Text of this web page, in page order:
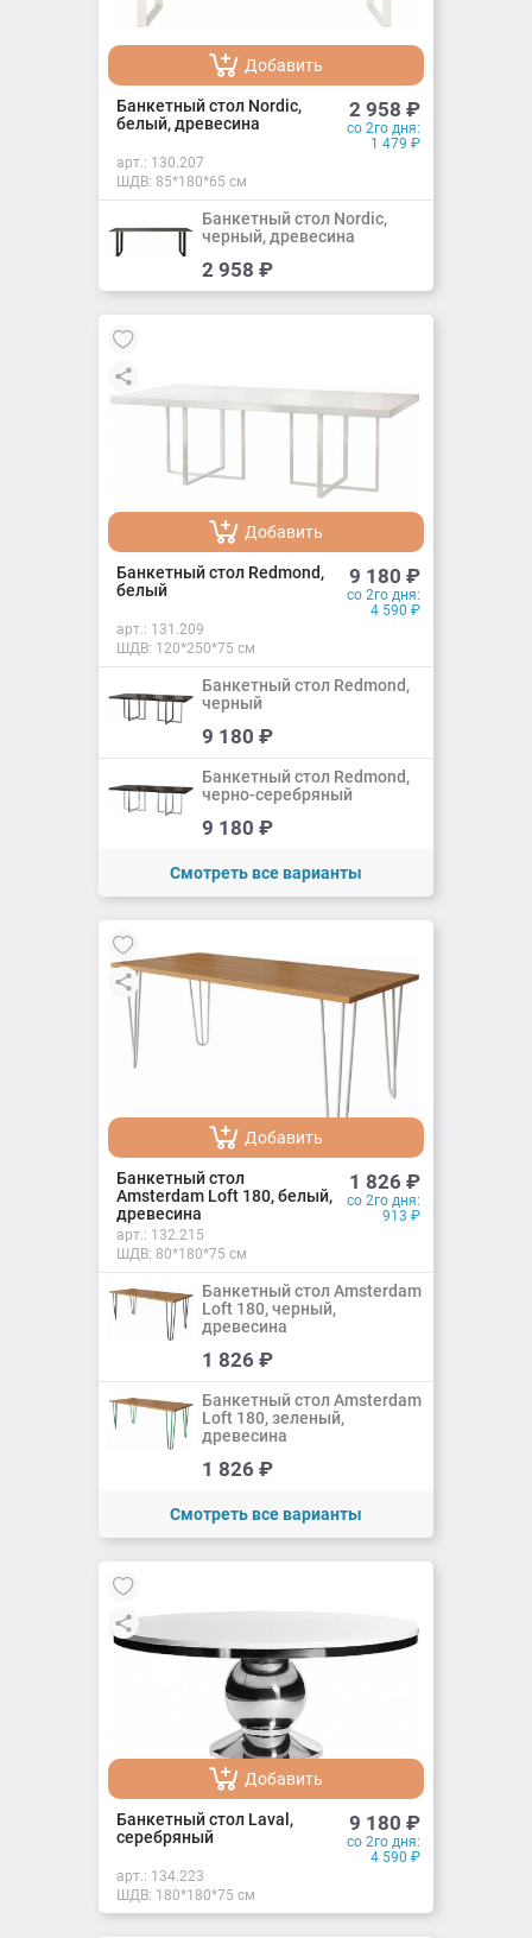
Добавить
Добавлено
Банкетный стол Nordic,
белый, древесина
2 958 ₽
со 2го дня:
1 479 ₽
арт.: 130.207
ШДВ: 85*180*65 см
Добавить
Добавлено
Банкетный стол Nordic,
черный, древесина
2 958 ₽
Добавить
Добавлено
Банкетный стол Redmond,
белый
9 180 ₽
со 2го дня:
4 590 ₽
арт.: 131.209
ШДВ: 120*250*75 см
Добавить
Добавлено
Банкетный стол Redmond,
черный
9 180 ₽
Добавить
Банкетный стол Redmond,
черно-серебряный
9 180 ₽
Смотреть все варианты
Добавить
Добавлено
Банкетный стол
Amsterdam Loft 180, белый,
древесина
1 826 ₽
со 2го дня:
913 ₽
арт.: 132.215
ШДВ: 80*180*75 см
Добавить
Добавлено
Банкетный стол Amsterdam
Loft 180, черный,
древесина
1 826 ₽
Добавить
Банкетный стол Amsterdam
Loft 180, зеленый,
древесина
1 826 ₽
Смотреть все варианты
Добавить
Добавлено
Банкетный стол Laval,
серебряный
9 180 ₽
со 2го дня:
4 590 ₽
арт.: 134.223
ШДВ: 180*180*75 см